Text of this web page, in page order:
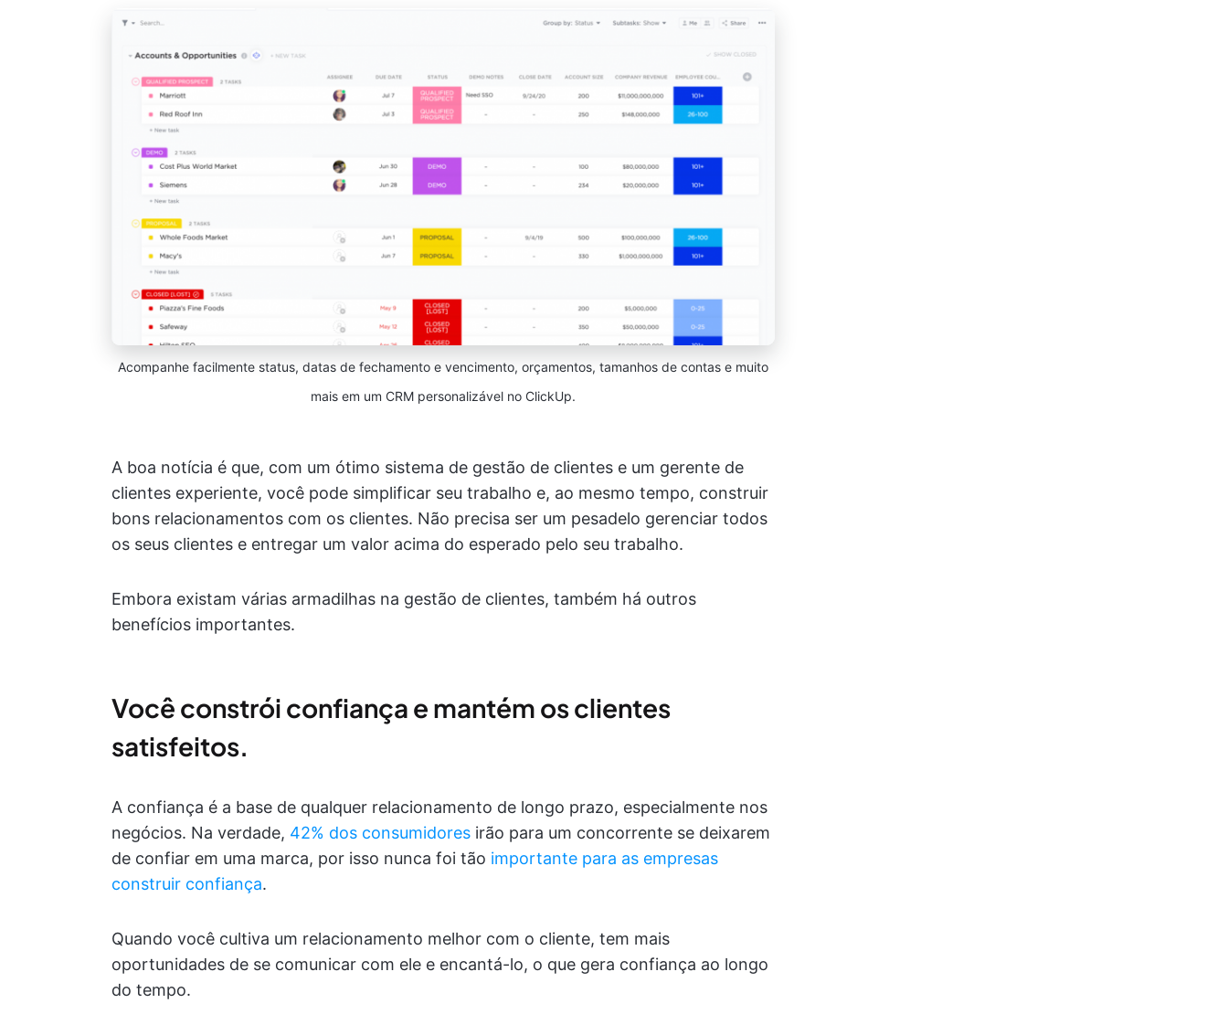
Acompanhe facilmente status, datas de fechamento e vencimento, orçamentos, tamanhos de contas e muito
mais em um CRM personalizável no ClickUp.
A boa notícia é que, com um ótimo sistema de gestão de clientes e um gerente de
clientes experiente, você pode simplificar seu trabalho e, ao mesmo tempo, construir
bons relacionamentos com os clientes. Não precisa ser um pesadelo gerenciar todos
os seus clientes e entregar um valor acima do esperado pelo seu trabalho.
Embora existam várias armadilhas na gestão de clientes, também há outros
benefícios importantes.
Você constrói confiança e mantém os clientes
satisfeitos.
A confiança é a base de qualquer relacionamento de longo prazo, especialmente nos
negócios. Na verdade, 42% dos consumidores irão para um concorrente se deixarem
de confiar em uma marca, por isso nunca foi tão importante para as empresas
construir confiança.
Quando você cultiva um relacionamento melhor com o cliente, tem mais
oportunidades de se comunicar com ele e encantá-lo, o que gera confiança ao longo
do tempo.